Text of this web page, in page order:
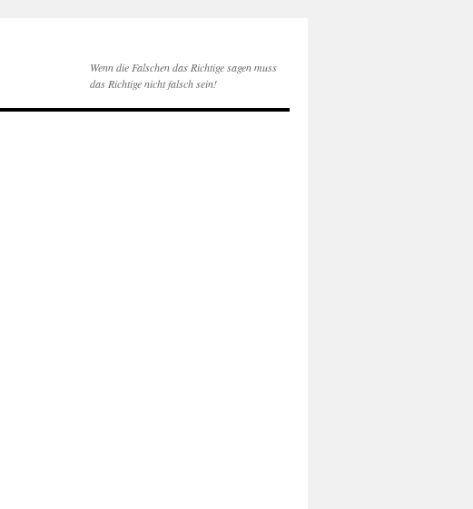
Wenn die Falschen das Richtige sagen muss
das Richtige nicht falsch sein!